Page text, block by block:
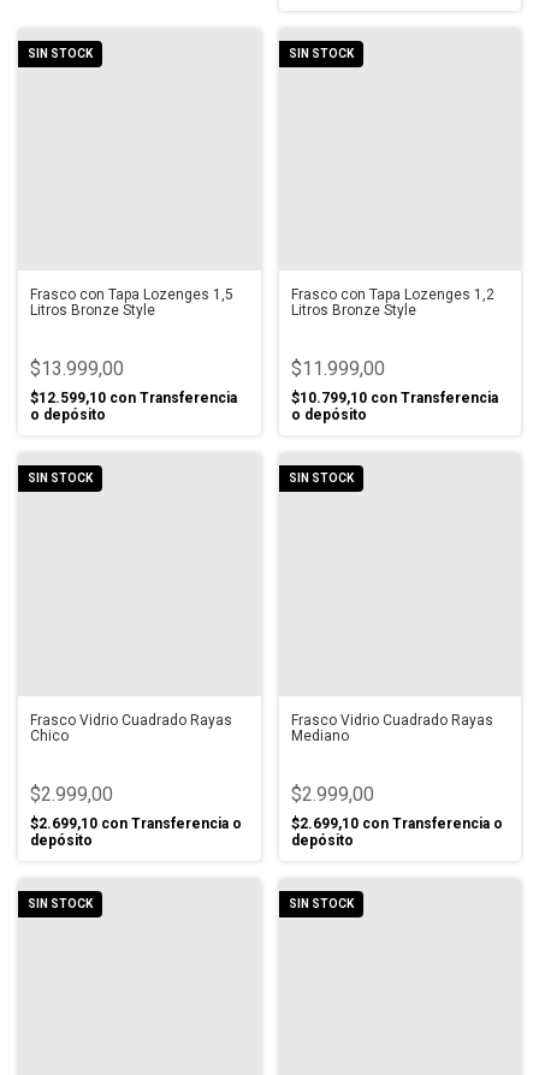
SIN STOCK
Frasco con Tapa Lozenges 1,5
Litros Bronze Style
$13.999,00
$12.599,10 con Transferencia
o depósito
SIN STOCK
Frasco con Tapa Lozenges 1,2
Litros Bronze Style
$11.999,00
$10.799,10 con Transferencia
o depósito
SIN STOCK
Frasco Vidrio Cuadrado Rayas
Chico
$2.999,00
$2.699,10 con Transferencia o
depósito
SIN STOCK
Frasco Vidrio Cuadrado Rayas
Mediano
$2.999,00
$2.699,10 con Transferencia o
depósito
SIN STOCK SIN STOCK